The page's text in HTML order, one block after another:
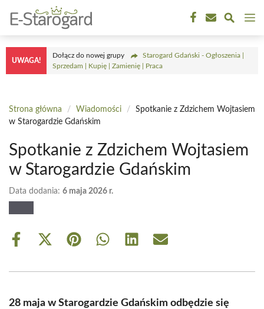
treści
UWAGA!
Dołącz do nowej grupy
Starogard Gdański - Ogłoszenia |
Sprzedam | Kupię | Zamienię | Praca
Strona główna / Wiadomości /
Spotkanie z Zdzichem Wojtasiem
w Starogardzie Gdańskim
Spotkanie z Zdzichem Wojtasiem
w Starogardzie Gdańskim
Data dodania: 6 maja 2026 r.
Share
Share
(Twitter)
Share Share Share Share
28 maja w Starogardzie Gdańskim odbędzie się